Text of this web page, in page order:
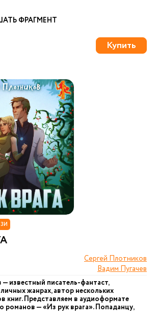
ФРАГМЕНТ
Купить
Сергей Плотников
Вадим Пугачев
известный писатель-фантаст,
жанрах, автор нескольких
книг. Представляем в аудиоформате
романов — «Из рук врага». Попаданцу,